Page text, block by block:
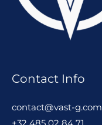
Contact Info
contact@vast-g.com